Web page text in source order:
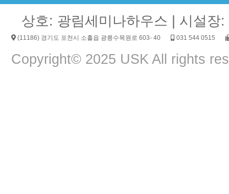
상호: 광림세미나하우스 | 시설
(11186) 경기도 포천시 소흘읍 광릉수목원로 603- 40 031 544 0515
Copyright© 2025 USK All rights